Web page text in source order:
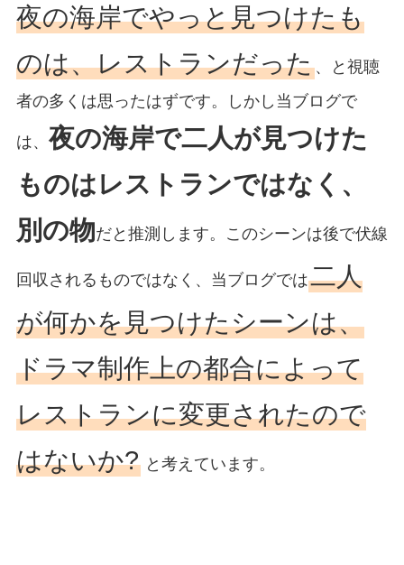
夜の海岸でやっと見つけたも
のは、レストランだった、と視聴
者の多くは思ったはずです。しかし当ブログで
は、 夜の海岸で二人が見つけた
ものはレストランではなく、
別の物だと推測します。このシーンは後で伏線
回収されるものではなく、当ブログでは二人
が何かを見つけたシーンは、
ドラマ制作上の都合によって
レストランに変更されたので
はないか?と考えています。